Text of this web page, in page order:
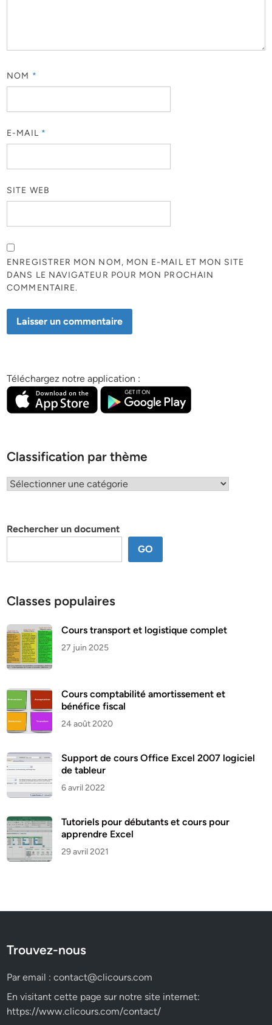
NOM *
E-MAIL *
SITE WEB
ENREGISTRER MON NOM, MON E-MAIL ET MON SITE
DANS LE NAVIGATEUR POUR MON PROCHAIN
COMMENTAIRE.
Téléchargez notre application :
Classification par thème
Classification
Rechercher un document
GO
Classes populaires
Cours transport et logistique complet
27 juin 2025
Cours comptabilité amortissement et
bénéfice fiscal
24 août 2020
Support de cours Office Excel 2007 logiciel
de tableur
6 avril 2022
Tutoriels pour débutants et cours pour
apprendre Excel
29 avril 2021
Trouvez-nous
Par email :contact@clicours.com
En visitant cette page sur notre site internet:
https://www.clicours.com/contact/